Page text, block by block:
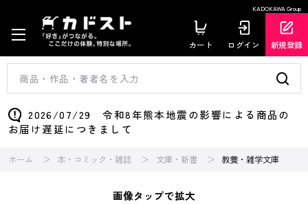
KADOKAWA Group
カート ログイン 新規登録
2026/07/29 令和8年熊本地震の影響による商品の
お届け遅延につきまして
ホーム 本・コミック・雑誌 文庫・新書 教養・雑学文庫
画像タップで拡大